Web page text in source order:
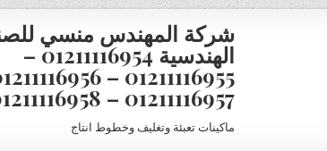
شركة المهندس منسي
الهندسية 01211116954 –
01211116957 – 01211116958
ماكينات تعبئة وتغليف وخطوط انتاج